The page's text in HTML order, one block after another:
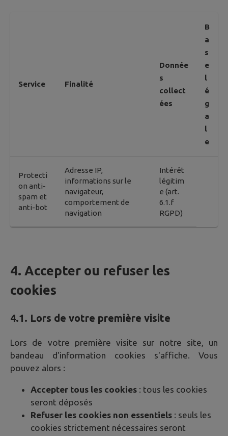
Service Finalité
Donnée
s
collect
ées
B
a
s
e
l
é
g
a
l
e
Protecti
on anti-
spam et
anti-bot
Adresse IP,
informations sur le
navigateur,
comportement de
navigation
Intérêt
légitim
e (art.
6.1.f
RGPD)
4. Accepter ou refuser les
cookies
4.1. Lors de votre première visite
Lors de votre première visite sur notre site, un
bandeau d'information cookies s'affiche. Vous
pouvez alors :
Accepter tous les cookies : tous les cookies
seront déposés
Refuser les cookies non essentiels : seuls les
cookies strictement nécessaires seront